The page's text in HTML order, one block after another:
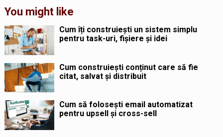
You might like
Cum îți construiești un sistem simplu
pentru task-uri, fișiere și idei
Cum construiești conținut care să fie
citat, salvat și distribuit
Cum să folosești email automatizat
pentru upsell și cross-sell